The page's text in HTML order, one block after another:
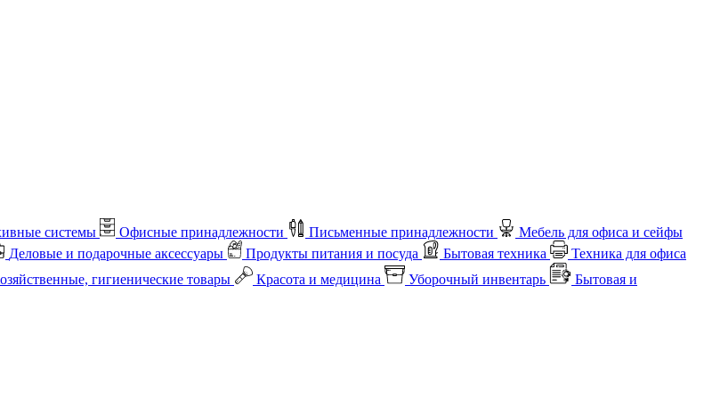
системы Офисные принадлежности Письменные принадлежности
Мебель для офиса и сейфы
Деловые и подарочные аксессуары Продукты питания и посуда Бытовая техника
Техника для офиса
гигиенические товары Красота и медицина Уборочный инвентарь
Бытовая и